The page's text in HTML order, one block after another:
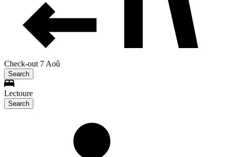
Check-out 7 Aoû
Search
Lectoure
Search